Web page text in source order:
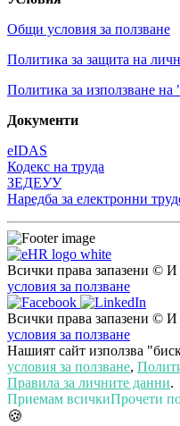
Общи условия за ползване
Политика за защита на
Политика за използване на
Документи
eIDAS
Кодекс на труда
ЗЕДЕУУ
Наредба за електронни
Всички права запазени ©
условия за ползване
Всички права запазени ©
условия за ползване
Нашият сайт използва
условия за ползване,
Правила за личните данни.
Приемам всичкиПрочети
🍪